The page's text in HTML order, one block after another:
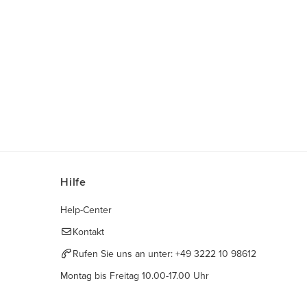
Hilfe
Help-Center
Kontakt
Rufen Sie uns an unter: +49 3222 10 98612
Montag bis Freitag 10.00-17.00 Uhr